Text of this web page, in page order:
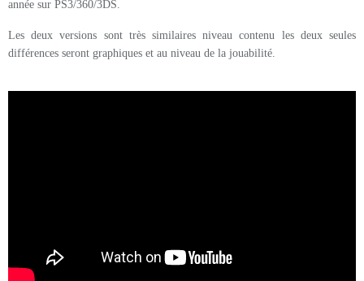
année sur PS3/360/3DS.
Les deux versions sont très similaires niveau contenu les deux seules
différences seront graphiques et au niveau de la jouabilité.